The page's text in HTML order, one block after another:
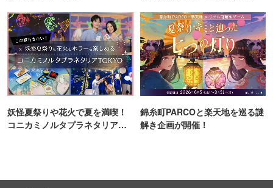
妖怪夏祭りや花火で夏を満喫！
コニカミノルタプラネタリア
錦糸町PARCOと楽天地を巡る謎
解き企画が開催！